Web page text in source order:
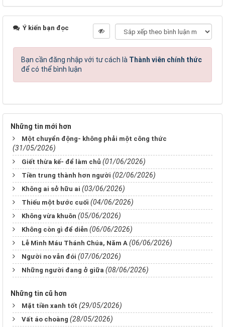
Ý kiến bạn đọc
Bạn cần đăng nhập với tư cách là Thành viên chính thức
để có thể bình luận
Những tin mới hơn
Một chuyển động- không phải một công thức
(31/05/2026)
Giết thừa kế- để làm chủ (01/06/2026)
Tiền trung thành hơn người (02/06/2026)
Không ai sở hữu ai (03/06/2026)
Thiếu một bước cuối (04/06/2026)
Không vừa khuôn (05/06/2026)
Không còn gì để diễn (06/06/2026)
Lễ Mình Máu Thánh Chúa, Năm A (06/06/2026)
Người no vẫn đói (07/06/2026)
Những người đang ở giữa (08/06/2026)
Những tin cũ hơn
Mặt tiền xanh tốt (29/05/2026)
Vất áo choàng (28/05/2026)